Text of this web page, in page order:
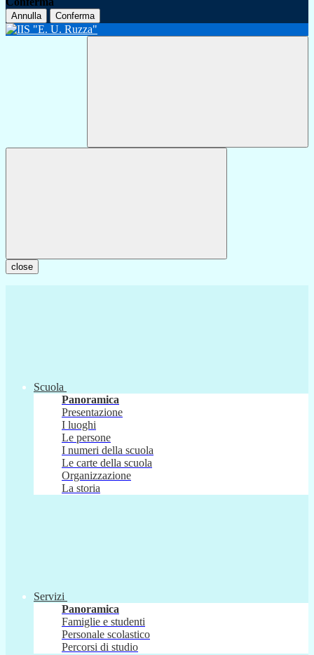
Annulla Conferma
close
Scuola
Panoramica
Presentazione
I luoghi
Le persone
I numeri della scuola
Le carte della scuola
Organizzazione
La storia
Servizi
Panoramica
Famiglie e studenti
Personale scolastico
Percorsi di studio